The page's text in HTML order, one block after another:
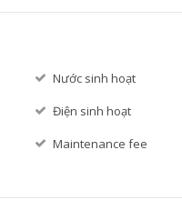
Nước sinh hoạt
Điện sinh hoạt
Maintenance fee